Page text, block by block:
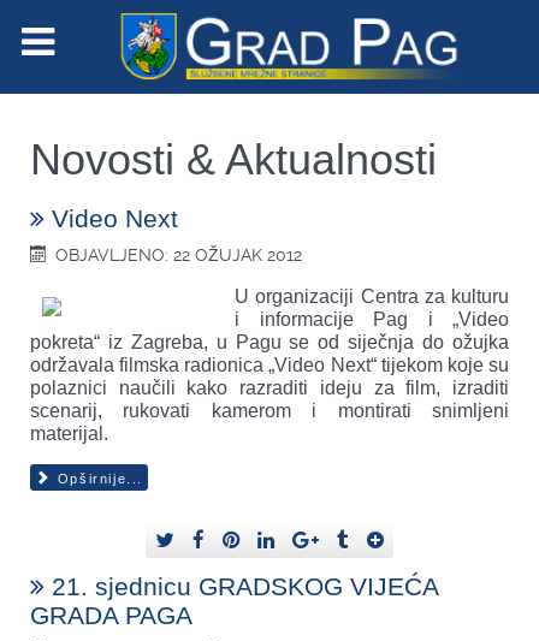
Novosti & Aktualnosti
Video Next
OBJAVLJENO: 22 OŽUJAK 2012
U organizaciji Centra za kulturu
i informacije Pag i „Video
pokreta“ iz Zagreba, u Pagu se od siječnja do ožujka
održavala filmska radionica „Video Next“ tijekom koje su
polaznici naučili kako razraditi ideju za film, izraditi
scenarij, rukovati kamerom i montirati snimljeni
materijal.
Opširnije...
21. sjednicu GRADSKOG VIJEĆA
GRADA PAGA